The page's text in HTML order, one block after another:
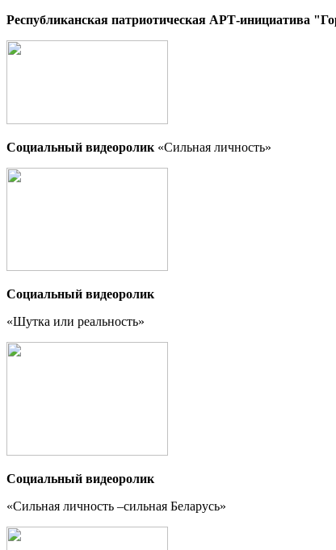
Республиканская патриотическая AРТ-инициатива
Социальный видеоролик «Сильная личность»
Социальный видеоролик
«Шутка или реальность»
Социальный видеоролик
«Сильная личность –сильная Беларусь»